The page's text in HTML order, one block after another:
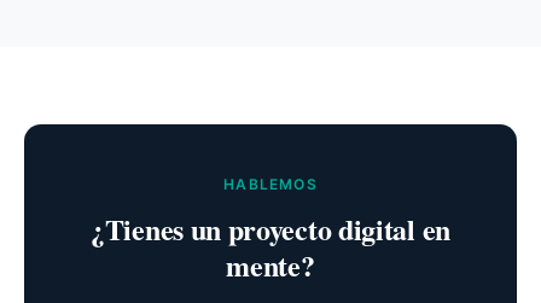
HABLEMOS
¿Tienes un proyecto digital en
mente?